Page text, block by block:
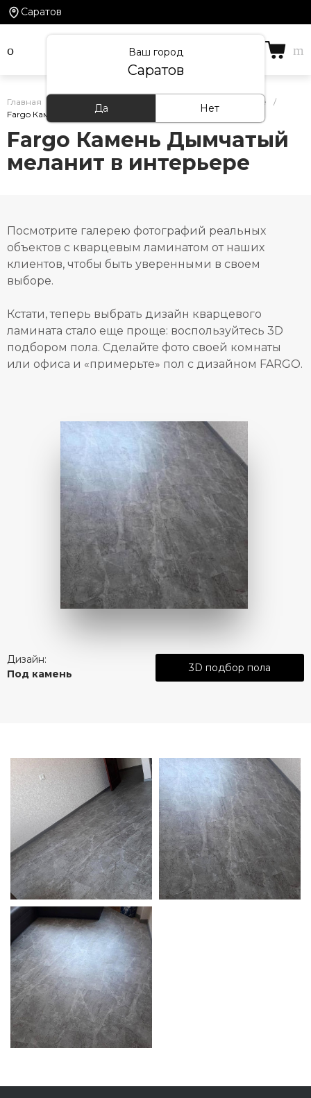
Саратов
Ваш город
Саратов
Да Нет
Главная Кварцевый ламинат Fargo — фото в интерьере
/
Fargo Камень Дымчатый меланит в интерьере
Fargo Камень Дымчатый
меланит в интерьере
Посмотрите галерею фотографий реальных
объектов с кварцевым ламинатом от наших
клиентов, чтобы быть уверенными в своем
выборе.
Кстати, теперь выбрать дизайн кварцевого
ламината стало еще проще: воспользуйтесь 3D
подбором пола. Сделайте фото своей комнаты
или офиса и «примерьте» пол с дизайном FARGO.
Дизайн:
Под камень
3D подбор пола